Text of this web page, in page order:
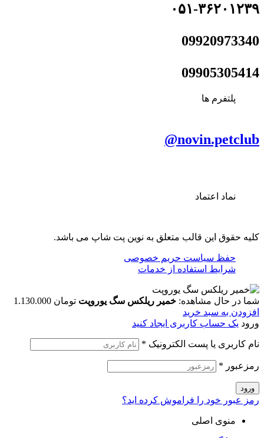
۰۵۱-۳۶۲۰۱۲۳۹
09920973340
09905305414
پلتفرم ها
novin.petclub@
نماد اعتماد
کلیه حقوق این قالب متعلق به نوین پت شاپ می باشد.
حفظ سیاست حریم خصوصی
شرایط استفاده از خدمات
شما در حال مشاهده: خمیر ریلکس سگ یوروپت تومان
افزودن به سبد خرید
ورود یک حساب کاربری ایجاد کنید
نام کاربری یا پست الکترونیک *
رمزعبور *
ورود
رمز عبور خود را فراموش کرده اید؟
منوی اصلی